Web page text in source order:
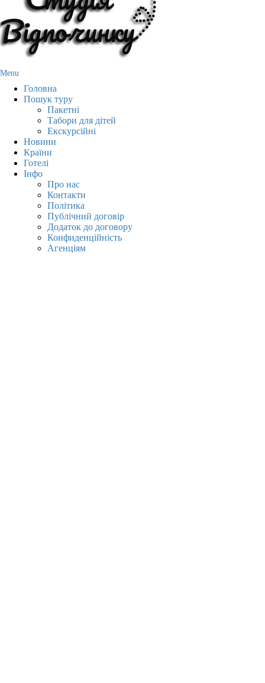
Menu
Головна
Пошук туру
Пакетні
Табори для дітей
Екскурсійні
Новини
Країни
Готелі
Інфо
Про нас
Контакти
Політика
Публічний договір
Додаток до договору
Конфиденційність
Агенціям